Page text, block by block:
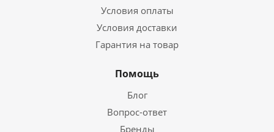
Условия оплаты
Условия доставки
Гарантия на товар
Помощь
Блог
Вопрос-ответ
Бренды